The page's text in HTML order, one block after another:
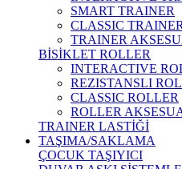
SMART TRAINER
CLASSIC TRAINER
TRAINER
BİSİKLET ROLLER
INTERACTIVE
REZISTANSLI
CLASSIC ROLLER
ROLLER
TRAINER LASTİĞİ
TAŞIMA/SAKLAMA
ÇOCUK TAŞIYICI